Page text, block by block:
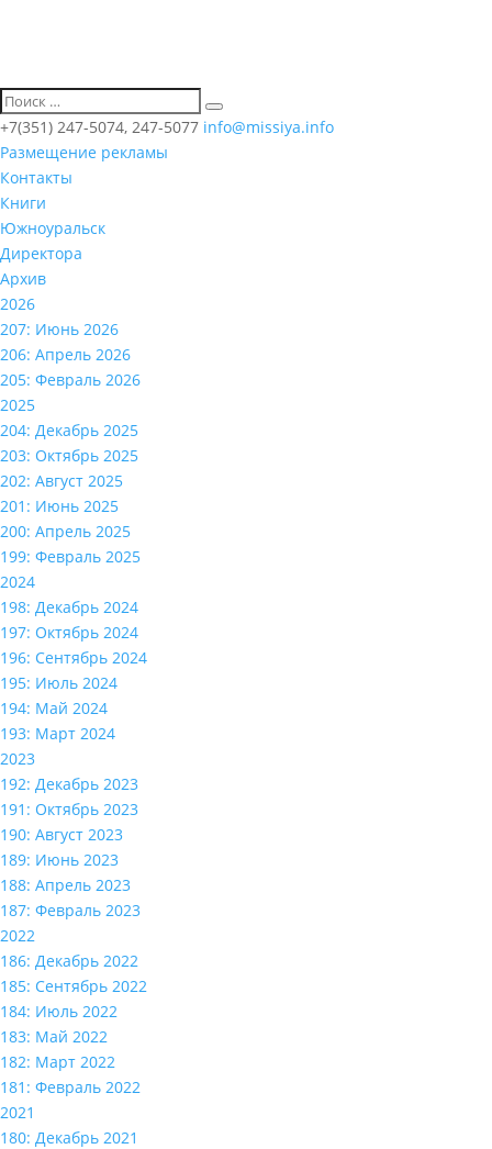
+7(351) 247-5074, 247-5077 info@missiya.info
Размещение рекламы
Контакты
Книги
Южноуральск
Директора
Архив
2026
207: Июнь 2026
206: Апрель 2026
205: Февраль 2026
2025
204: Декабрь 2025
203: Октябрь 2025
202: Август 2025
201: Июнь 2025
200: Апрель 2025
199: Февраль 2025
2024
198: Декабрь 2024
197: Октябрь 2024
196: Сентябрь 2024
195: Июль 2024
194: Май 2024
193: Март 2024
2023
192: Декабрь 2023
191: Октябрь 2023
190: Август 2023
189: Июнь 2023
188: Апрель 2023
187: Февраль 2023
2022
186: Декабрь 2022
185: Сентябрь 2022
184: Июль 2022
183: Май 2022
182: Март 2022
181: Февраль 2022
2021
180: Декабрь 2021